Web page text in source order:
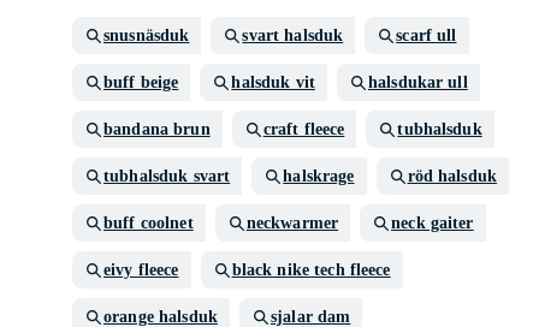
snusnäsduk svart halsduk scarf ull
buff beige halsduk vit halsdukar ull
bandana brun craft fleece tubhalsduk
tubhalsduk svart halskrage röd halsduk
buff coolnet neckwarmer neck gaiter
eivy fleece black nike tech fleece
orange halsduk sjalar dam